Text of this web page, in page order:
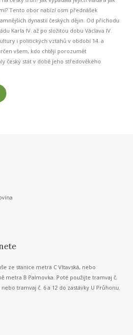
Tento obor nabízí osm přednášek
dynastií českých dějin. Od příchodu
Karla IV. až po složitou dobu Václava IV.
i politických vztahů v období 14. a
všem, kdo chtějí porozumět
český stát v době jeho středověkého
ze stanice metra C Vltavská, nebo
metra B Palmovka. Poté použijte tramvaj č.
nebo tramvaj č. 6 a 12 do zastávky U Průhonu.